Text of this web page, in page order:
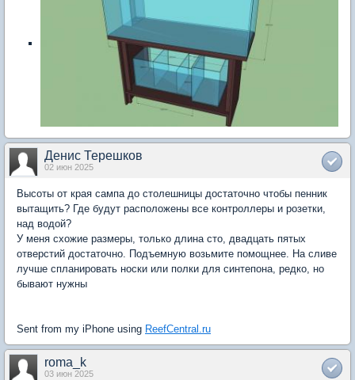
Денис Терешков
02 июн 2025
Высоты от края сампа до столешницы достаточно чтобы пенник
вытащить? Где будут расположены все контроллеры и розетки,
над водой?
У меня схожие размеры, только длина сто, двадцать пятых
отверстий достаточно. Подъемную возьмите помощнее. На сливе
лучше спланировать носки или полки для синтепона, редко, но
бывают нужны
Sent from my iPhone using ReefCentral.ru
roma_k
03 июн 2025